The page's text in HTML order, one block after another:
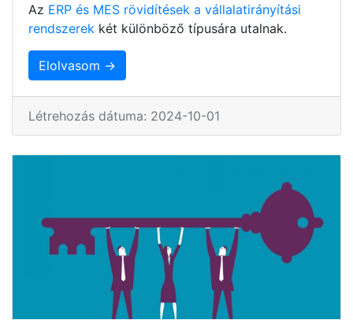
Az ERP és MES rövidítések a vállalatirányítási
rendszerek két különböző típusára utalnak.
Elolvasom →
Létrehozás dátuma: 2024-10-01